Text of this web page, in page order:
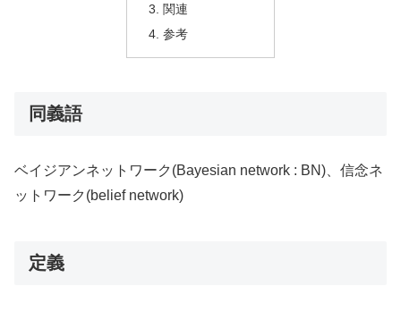
関連
参考
同義語
ベイジアンネットワーク(Bayesian network : BN)、信念ネ
ットワーク(belief network)
定義